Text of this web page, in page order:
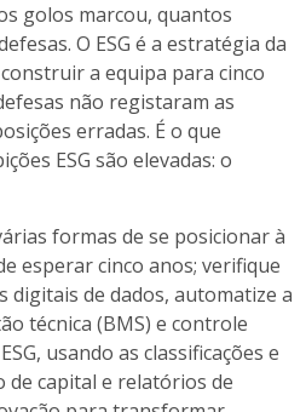
golos marcou, quantos
O ESG é a estratégia da
a equipa para cinco
não registaram as
erradas. É o que
ESG são elevadas: o
formas de se posicionar à
esperar cinco anos; verifique
digitais de dados, automatize a
técnica (BMS) e controle
usando as classificações e
de capital e relatórios de